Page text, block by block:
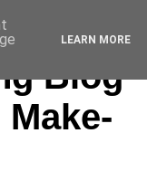
Blog
LEARN MORE